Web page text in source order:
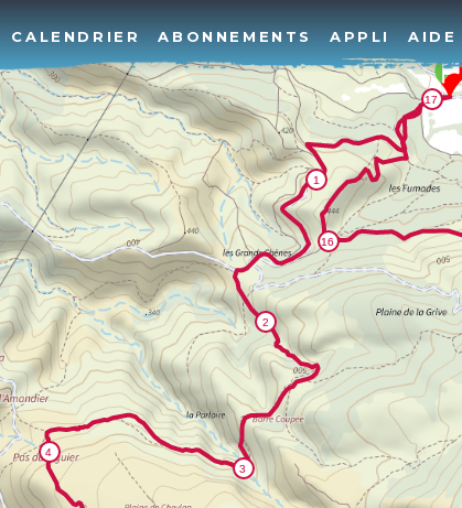
CALENDRIER ABONNEMENTS APPLI AIDE